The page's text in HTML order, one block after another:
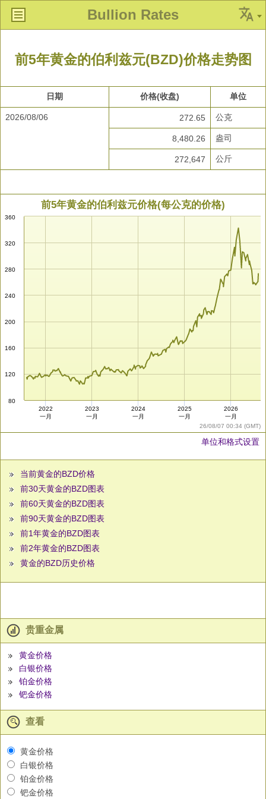
Bullion Rates
前5年黄金的伯利兹元(BZD)价格走势图
日期 价格(收盘) 单位
2026/08/06 272.65 公克
8,480.26 盎司
272,647 公斤
26/08/07 00:34 (GMT)
前5年黄金的伯利兹元价格(每公克的价格)
80
120
160
200
240
280
320
360
2022
一月
2023
一月
2024
一月
2025
一月
2026
一月
单位和格式设置
当前黄金的BZD价格
前30天黄金的BZD图表
前60天黄金的BZD图表
前90天黄金的BZD图表
前1年黄金的BZD图表
前2年黄金的BZD图表
黄金的BZD历史价格
贵重金属
黄金价格
白银价格
铂金价格
钯金价格
查看
黄金价格
白银价格
铂金价格
钯金价格